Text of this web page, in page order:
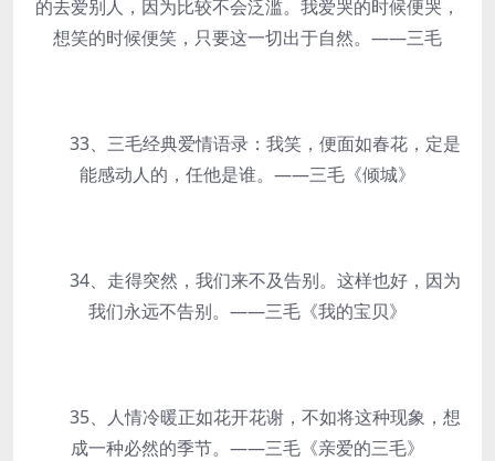
的去爱别人，因为比较不会泛滥。我爱哭的时候便哭，
想笑的时候便笑，只要这一切出于自然。——三毛
33、三毛经典爱情语录：我笑，便面如春花，定是
能感动人的，任他是谁。——三毛《倾城》
34、走得突然，我们来不及告别。这样也好，因为
我们永远不告别。——三毛《我的宝贝》
35、人情冷暖正如花开花谢，不如将这种现象，想
成一种必然的季节。——三毛《亲爱的三毛》